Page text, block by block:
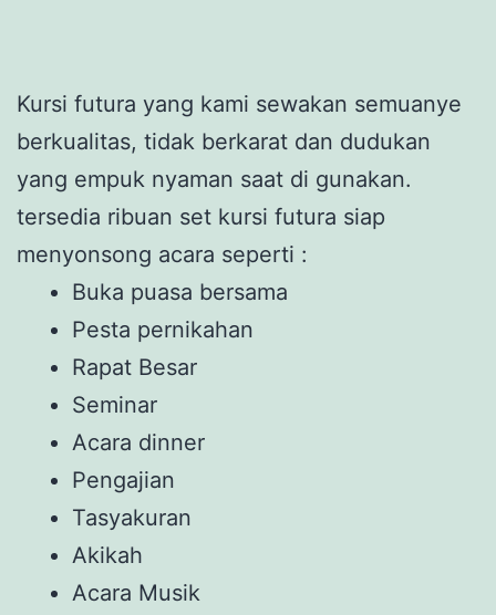
Kursi futura yang kami sewakan semuanye
berkualitas, tidak berkarat dan dudukan
yang empuk nyaman saat di gunakan.
tersedia ribuan set kursi futura siap
menyonsong acara seperti :
Buka puasa bersama
Pesta pernikahan
Rapat Besar
Seminar
Acara dinner
Pengajian
Tasyakuran
Akikah
Acara Musik